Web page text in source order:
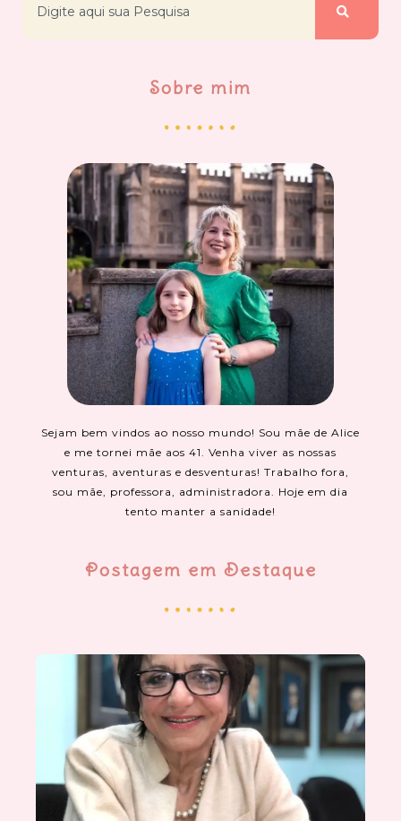
Sobre mim
Sejam bem vindos ao nosso mundo! Sou mãe de Alice
e me tornei mãe aos 41. Venha viver as nossas
venturas, aventuras e desventuras! Trabalho fora,
sou mãe, professora, administradora. Hoje em dia
tento manter a sanidade!
Postagem em Destaque